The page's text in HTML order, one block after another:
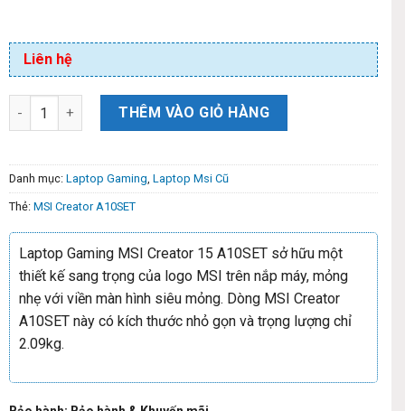
Liên hệ
THÊM VÀO GIỎ HÀNG
Danh mục: Laptop Gaming Laptop Msi Cũ
Thẻ: MSI Creator A10SET
Laptop Gaming MSI Creator 15 A10SET sở hữu một
thiết kế sang trọng của logo MSI trên nắp máy, mỏng
nhẹ với viền màn hình siêu mỏng. Dòng MSI Creator
A10SET này có kích thước nhỏ gọn và trọng lượng chỉ
2.09kg.